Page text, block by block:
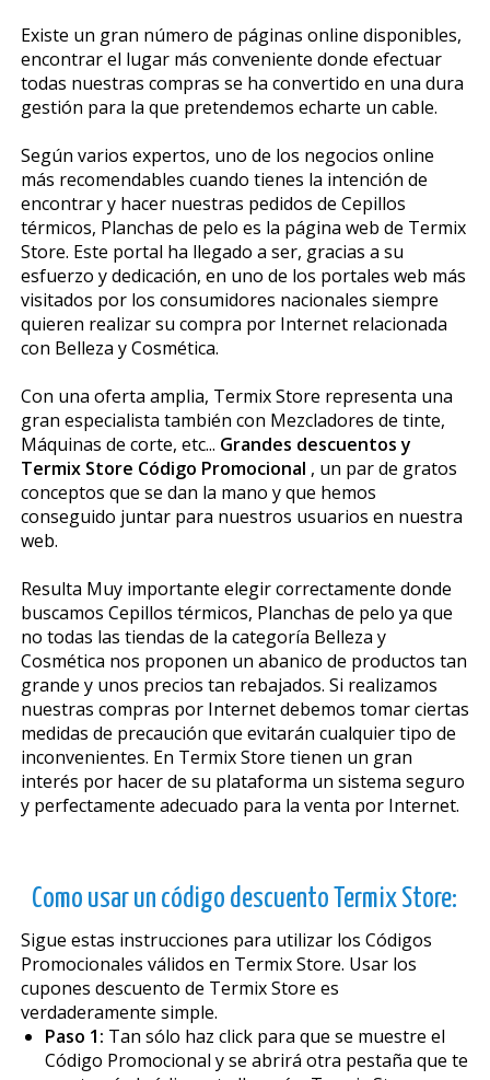
Existe un gran número de páginas online disponibles,
encontrar el lugar más conveniente donde efectuar
todas nuestras compras se ha convertido en una dura
gestión para la que pretendemos echarte un cable.
Según varios expertos, uno de los negocios online
más recomendables cuando tienes la intención de
encontrar y hacer nuestras pedidos de Cepillos
térmicos, Planchas de pelo es la página web de Termix
Store. Este portal ha llegado a ser, gracias a su
esfuerzo y dedicación, en uno de los portales web más
visitados por los consumidores nacionales siempre
quieren realizar su compra por Internet relacionada
con Belleza y Cosmética.
Con una oferta amplia, Termix Store representa una
gran especialista también con Mezcladores de tinte,
Máquinas de corte, etc... Grandes descuentos y
Termix Store Código Promocional , un par de gratos
conceptos que se dan la mano y que hemos
conseguido juntar para nuestros usuarios en nuestra
web.
Resulta Muy importante elegir correctamente donde
buscamos Cepillos térmicos, Planchas de pelo ya que
no todas las tiendas de la categoría Belleza y
Cosmética nos proponen un abanico de productos tan
grande y unos precios tan rebajados. Si realizamos
nuestras compras por Internet debemos tomar ciertas
medidas de precaución que evitarán cualquier tipo de
inconvenientes. En Termix Store tienen un gran
interés por hacer de su plataforma un sistema seguro
y perfectamente adecuado para la venta por Internet.
Como usar un código descuento Termix Store:
Sigue estas instrucciones para utilizar los Códigos
Promocionales válidos en Termix Store. Usar los
cupones descuento de Termix Store es
verdaderamente simple.
Paso 1: Tan sólo haz click para que se muestre el
Código Promocional y se abrirá otra pestaña que te